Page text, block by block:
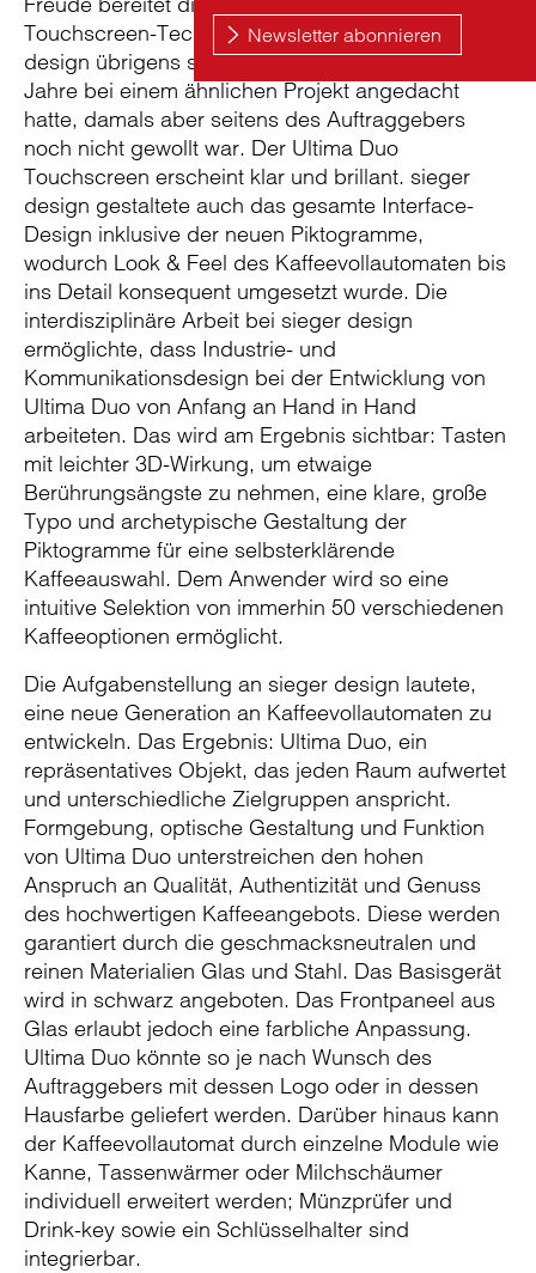
Touchscreen-Technologie. Eine Idee, die sieger
design übrigens schon Anfang der neunziger
Jahre bei einem ähnlichen Projekt angedacht
hatte, damals aber seitens des Auftraggebers
noch nicht gewollt war. Der Ultima Duo
Touchscreen erscheint klar und brillant. sieger
design gestaltete auch das gesamte Interface-
Design inklusive der neuen Piktogramme,
wodurch Look & Feel des Kaffeevollautomaten bis
ins Detail konsequent umgesetzt wurde. Die
interdisziplinäre Arbeit bei sieger design
ermöglichte, dass Industrie- und
Kommunikationsdesign bei der Entwicklung von
Ultima Duo von Anfang an Hand in Hand
arbeiteten. Das wird am Ergebnis sichtbar: Tasten
mit leichter 3D-Wirkung, um etwaige
Berührungsängste zu nehmen, eine klare, große
Typo und archetypische Gestaltung der
Piktogramme für eine selbsterklärende
Kaffeeauswahl. Dem Anwender wird so eine
intuitive Selektion von immerhin 50 verschiedenen
Kaffeeoptionen ermöglicht.
Die Aufgabenstellung an sieger design lautete,
eine neue Generation an Kaffeevollautomaten zu
entwickeln. Das Ergebnis: Ultima Duo, ein
repräsentatives Objekt, das jeden Raum aufwertet
und unterschiedliche Zielgruppen anspricht.
Formgebung, optische Gestaltung und Funktion
von Ultima Duo unterstreichen den hohen
Anspruch an Qualität, Authentizität und Genuss
des hochwertigen Kaffeeangebots. Diese werden
garantiert durch die geschmacksneutralen und
reinen Materialien Glas und Stahl. Das Basisgerät
wird in schwarz angeboten. Das Frontpaneel aus
Glas erlaubt jedoch eine farbliche Anpassung.
Ultima Duo könnte so je nach Wunsch des
Auftraggebers mit dessen Logo oder in dessen
Hausfarbe geliefert werden. Darüber hinaus kann
der Kaffeevollautomat durch einzelne Module wie
Kanne, Tassenwärmer oder Milchschäumer
individuell erweitert werden; Münzprüfer und
Drink-key sowie ein Schlüsselhalter sind
integrierbar.